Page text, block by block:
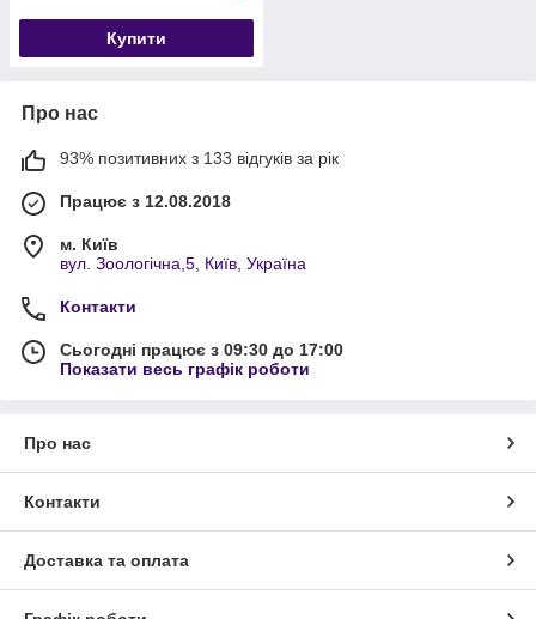
Купити
Про нас
93% позитивних з 133 відгуків за рік
Працює з 12.08.2018
м. Київ
вул. Зоологічна,5, Київ, Україна
Контакти
Сьогодні працює з 09:30 до 17:00
Показати весь графік роботи
Про нас
Контакти
Доставка та оплата